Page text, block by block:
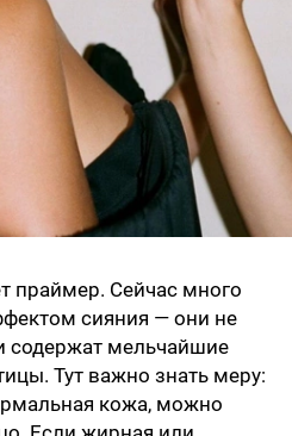
праймер. Сейчас много
сияния — они не
содержат мельчайшие
Тут важно знать меру:
кожа, можно